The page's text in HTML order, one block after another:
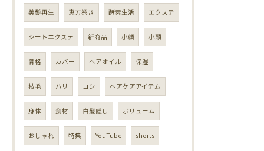
美髪再生 恵方巻き 酵素生活 エクステ
シートエクステ 新商品 小顔 小頭
骨格 カバー ヘアオイル 保湿
枝毛 ハリ コシ ヘアケアアイテム
身体 食材 白髪隠し ボリューム
おしゃれ 特集 YouTube shorts